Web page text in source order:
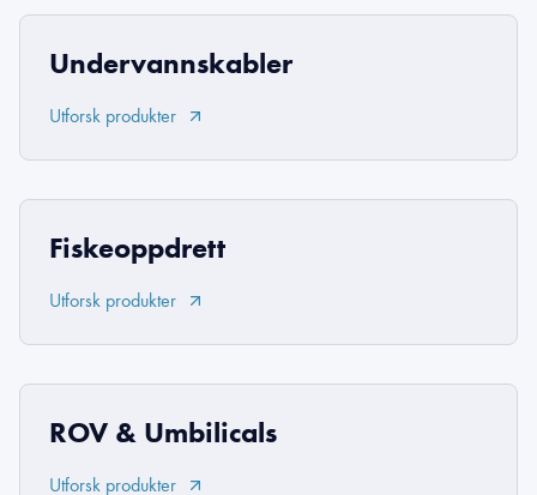
Undervannskabler
Utforsk produkter
Fiskeoppdrett
Utforsk produkter
ROV & Umbilicals
Utforsk produkter